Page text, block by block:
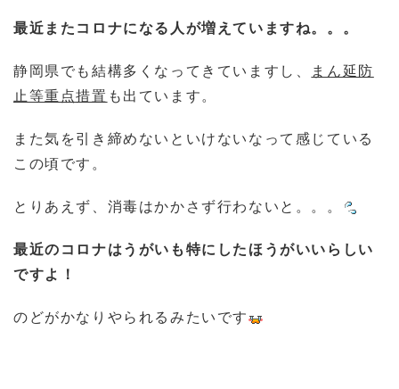
最近またコロナになる人が増えていますね。。。
静岡県でも結構多くなってきていますし、
まん延防
止等重点措置 も出ています。
また気を引き締めないといけないなって感じている
この頃です。
とりあえず、消毒はかかさず行わないと。。。
最近のコロナはうがいも特にしたほうがいいらしい
ですよ！
のどがかなりやられるみたいです